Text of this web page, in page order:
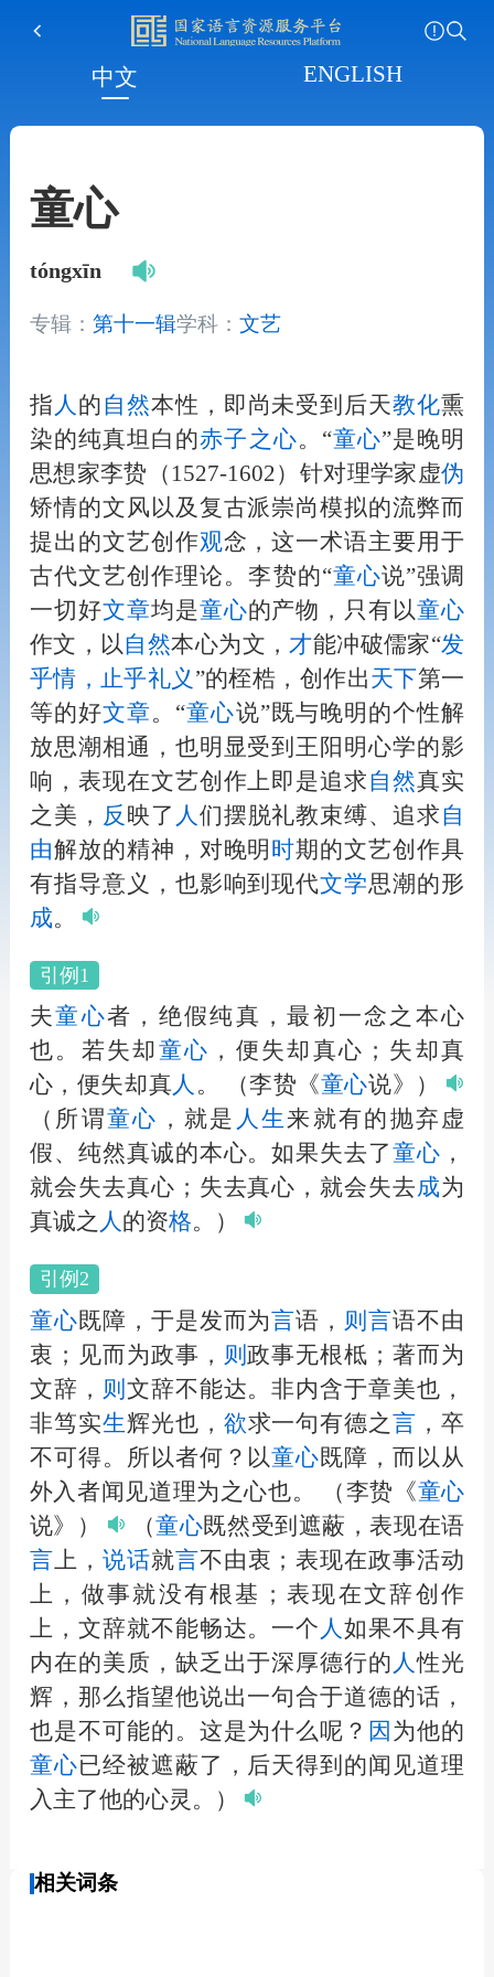
中文 ENGLISH
童心
tóngxīn
专辑： 第十一辑学科： 文艺
指 人 的自然本性，即尚未受到后天教化熏
染的纯真坦白的赤子之心。“童心”是晚明
思想家李贽（1527-1602）针对理学家虚伪
矫情的文风以及复古派崇尚模拟的流弊而
提出的文艺创作观念，这一术语主要用于
古代文艺创作理论。李贽的“童心说”强调
一切好文章均是童心的产物，只有以童心
作文，以自然本心为文， 才能冲破儒家“发
乎情，止乎礼义 ”的桎梏，创作出天下第一
等的好文章。“童心说”既与晚明的个性解
放思潮相通，也明显受到王阳明心学的影
响，表现在文艺创作上即是追求自然真实
之美， 反 映了 人 们摆脱礼教束缚、追求自
由解放的精神，对晚明 时期的文艺创作具
有指导意义，也影响到现代文学思潮的形
成。
引例1
夫童心者，绝假纯真，最初一念之本心
也。若失却 童心 ，便失却真心；失却真
心，便失却真 人 。 （李贽《童心说》）
（所谓童心 ，就是 人 生 来就有的抛弃虚
假、纯然真诚的本心。如果失去了童心 ，
就会失去真心；失去真心，就会失去成为
真诚之 人 的资格。）
引例2
童心既障，于是发而为言语， 则言语不由
衷；见而为政事， 则政事无根柢；著而为
文辞， 则 文辞不能达。非内含于章美也，
非笃实生辉光也， 欲求一句有德之言 ，卒
不可得。所以者何？以童心既障，而以从
外入者闻见道理为之心也。
（李贽《童心
说》）
（童心既然受到遮蔽，表现在语
言 上， 说话就言不由衷；表现在政事活动
上，做事就没有根基；表现在文辞创作
上，文辞就不能畅达。一个 人如果不具有
内在的美质，缺乏出于深厚德行的 人性光
辉，那么指望他说出一句合于道德的话，
也是不可能的。这是为什么呢？ 因 为他的
童心已经被遮蔽了，后天得到的闻见道理
入主了他的心灵。）
相关词条